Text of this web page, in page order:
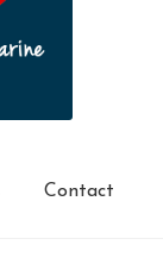
Contact